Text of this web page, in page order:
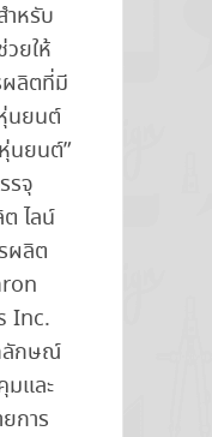
หรับ
ยให้
ผลิตที่มี
นยนต์
นยนต์”
รจุ
ไลน์
ผลิต
Inc.
ลักษณ์
มและ
การ